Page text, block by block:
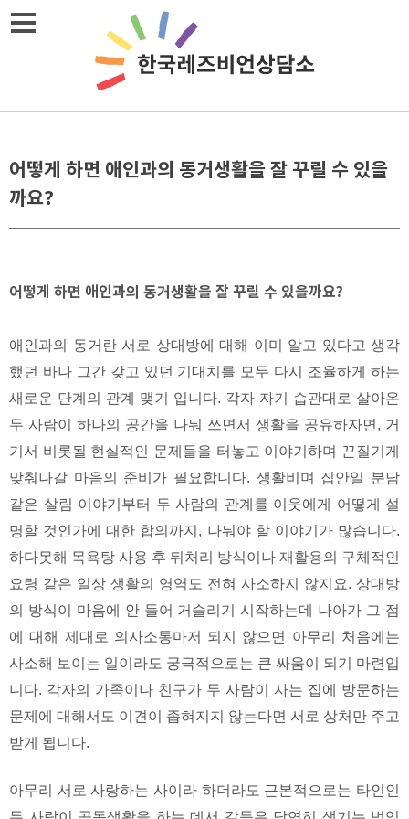
Skip
어떻게 하면 애인과의 동거생활을 잘 꾸릴 수 있을
까요?
어떻게 하면 애인과의 동거생활을 잘 꾸릴 수 있을까요?
애인과의 동거란 서로 상대방에 대해 이미 알고 있다고 생각
했던 바나 그간 갖고 있던 기대치를 모두 다시 조율하게 하는
새로운 단계의 관계 맺기 입니다. 각자 자기 습관대로 살아온
두 사람이 하나의 공간을 나눠 쓰면서 생활을 공유하자면, 거
기서 비롯될 현실적인 문제들을 터놓고 이야기하며 끈질기게
맞춰나갈 마음의 준비가 필요합니다. 생활비며 집안일 분담
같은 살림 이야기부터 두 사람의 관계를 이웃에게 어떻게 설
명할 것인가에 대한 합의까지, 나눠야 할 이야기가 많습니다.
하다못해 목욕탕 사용 후 뒤처리 방식이나 재활용의 구체적인
요령 같은 일상 생활의 영역도 전혀 사소하지 않지요. 상대방
의 방식이 마음에 안 들어 거슬리기 시작하는데 나아가 그 점
에 대해 제대로 의사소통마저 되지 않으면 아무리 처음에는
사소해 보이는 일이라도 궁극적으로는 큰 싸움이 되기 마련입
니다. 각자의 가족이나 친구가 두 사람이 사는 집에 방문하는
문제에 대해서도 이견이 좁혀지지 않는다면 서로 상처만 주고
받게 됩니다.
아무리 서로 사랑하는 사이라 하더라도 근본적으로는 타인인